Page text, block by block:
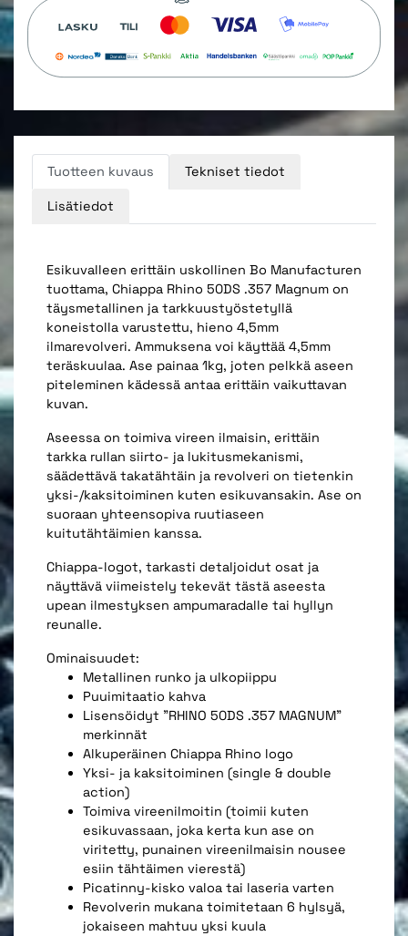
Tuotteen kuvaus Tekniset tiedot
Lisätiedot
Esikuvalleen erittäin uskollinen Bo Manufacturen
tuottama, Chiappa Rhino 50DS .357 Magnum on
täysmetallinen ja tarkkuustyöstetyllä
koneistolla varustettu, hieno 4,5mm
ilmarevolveri. Ammuksena voi käyttää 4,5mm
teräskuulaa. Ase painaa 1kg, joten pelkkä aseen
piteleminen kädessä antaa erittäin vaikuttavan
kuvan.
Aseessa on toimiva vireen ilmaisin, erittäin
tarkka rullan siirto- ja lukitusmekanismi,
säädettävä takatähtäin ja revolveri on tietenkin
yksi-/kaksitoiminen kuten esikuvansakin. Ase on
suoraan yhteensopiva ruutiaseen
kuitutähtäimien kanssa.
Chiappa-logot, tarkasti detaljoidut osat ja
näyttävä viimeistely tekevät tästä aseesta
upean ilmestyksen ampumaradalle tai hyllyn
reunalle.
Ominaisuudet:
Metallinen runko ja ulkopiippu
Puuimitaatio kahva
Lisensöidyt "RHINO 50DS .357 MAGNUM"
merkinnät
Alkuperäinen Chiappa Rhino logo
Yksi- ja kaksitoiminen (single & double
action)
Toimiva vireenilmoitin (toimii kuten
esikuvassaan, joka kerta kun ase on
viritetty, punainen vireenilmaisin nousee
esiin tähtäimen vierestä)
Picatinny-kisko valoa tai laseria varten
Revolverin mukana toimitetaan 6 hylsyä,
jokaiseen mahtuu yksi kuula